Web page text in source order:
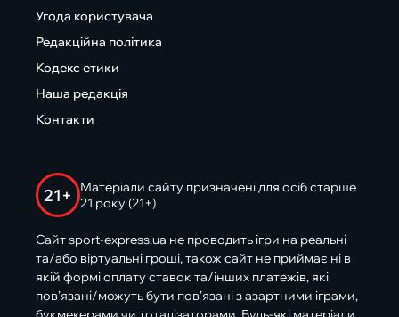
Угода користувача
Редакційна політика
Кодекс етики
Наша редакція
Контакти
21+
Матеріали сайту призначені для осіб старше
21 року (21+)
Сайт sport-express.ua не проводить ігри на реальні
та/або віртуальні гроші, також сайт не приймає ні в
якій формі оплату ставок та/інших платежів, які
пов’язані/можуть бути пов’язані з азартними іграми,